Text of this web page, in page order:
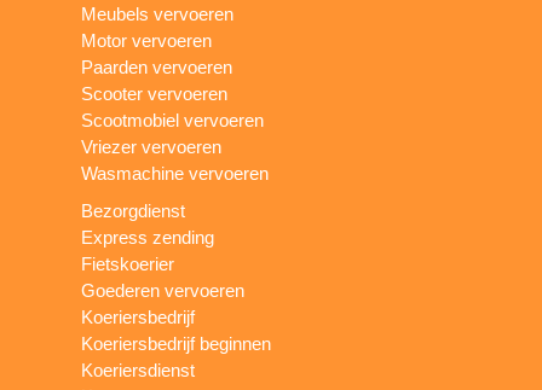
Meubels vervoeren
Motor vervoeren
Paarden vervoeren
Scooter vervoeren
Scootmobiel vervoeren
Vriezer vervoeren
Wasmachine vervoeren
Bezorgdienst
Express zending
Fietskoerier
Goederen vervoeren
Koeriersbedrijf
Koeriersbedrijf beginnen
Koeriersdienst